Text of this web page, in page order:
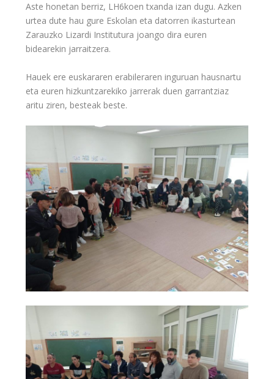
Aste honetan berriz, LH6koen txanda izan dugu. Azken
urtea dute hau gure Eskolan eta datorren ikasturtean
Zarauzko Lizardi Institutura joango dira euren
bidearekin jarraitzera.
Hauek ere euskararen erabileraren inguruan hausnartu
eta euren hizkuntzarekiko jarrerak duen garrantziaz
aritu ziren, besteak beste.